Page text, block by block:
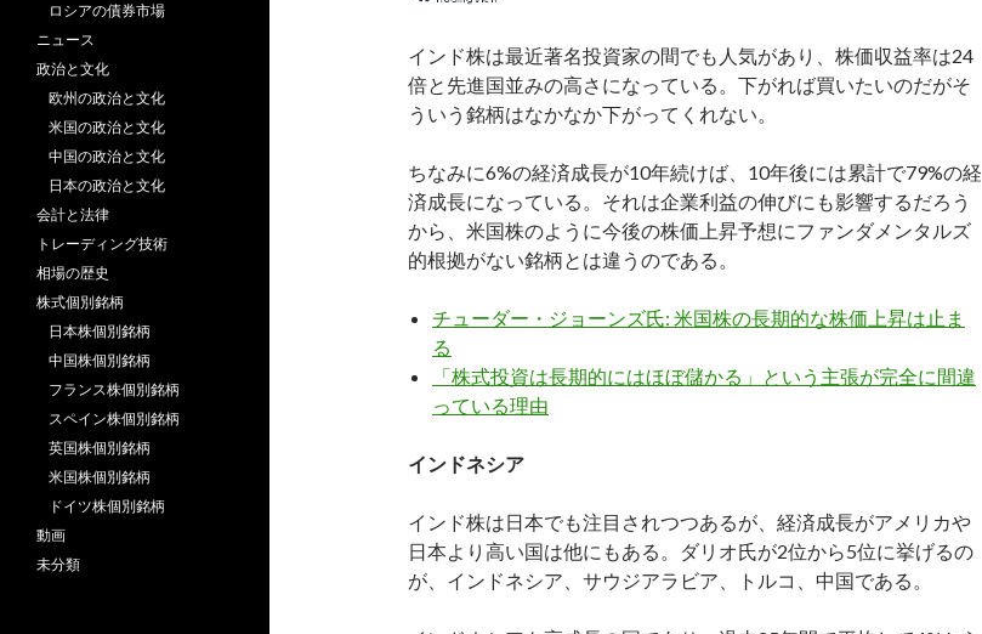
インド株は最近著名投資家の間でも人気があり、株価収益率は24
倍と先進国並みの高さになっている。下がれば買いたいのだがそ
ういう銘柄はなかなか下がってくれない。
ちなみに6%の経済成長が10年続けば、10年後には累計で79%の経
済成長になっている。それは企業利益の伸びにも影響するだろう
から、米国株のように今後の株価上昇予想にファンダメンタルズ
的根拠がない銘柄とは違うのである。
チューダー・ジョーンズ氏: 米国株の長期的な株価上昇は止ま
る
「株式投資は長期的にはほぼ儲かる」という主張が完全に間違
っている理由
インドネシア
インド株は日本でも注目されつつあるが、経済成長がアメリカや
日本より高い国は他にもある。ダリオ氏が2位から5位に挙げるの
が、インドネシア、サウジアラビア、トルコ、中国である。
ロシアの債券市場
ニュース
政治と文化
欧州の政治と文化
米国の政治と文化
中国の政治と文化
日本の政治と文化
会計と法律
トレーディング技術
相場の歴史
株式個別銘柄
日本株個別銘柄
中国株個別銘柄
フランス株個別銘柄
スペイン株個別銘柄
英国株個別銘柄
米国株個別銘柄
ドイツ株個別銘柄
動画
未分類